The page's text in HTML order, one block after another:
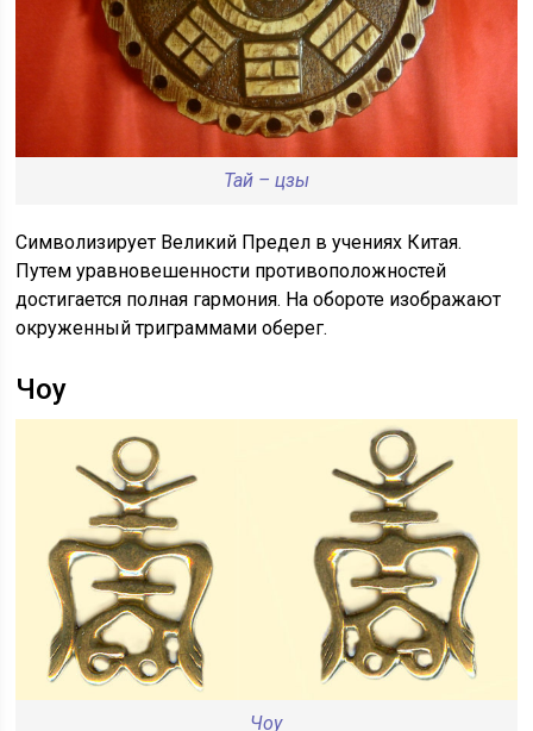
Тай – цзы
Символизирует Великий Предел в учениях Китая.
Путем уравновешенности противоположностей
достигается полная гармония. На обороте изображают
окруженный триграммами оберег.
Чоу
Чоу